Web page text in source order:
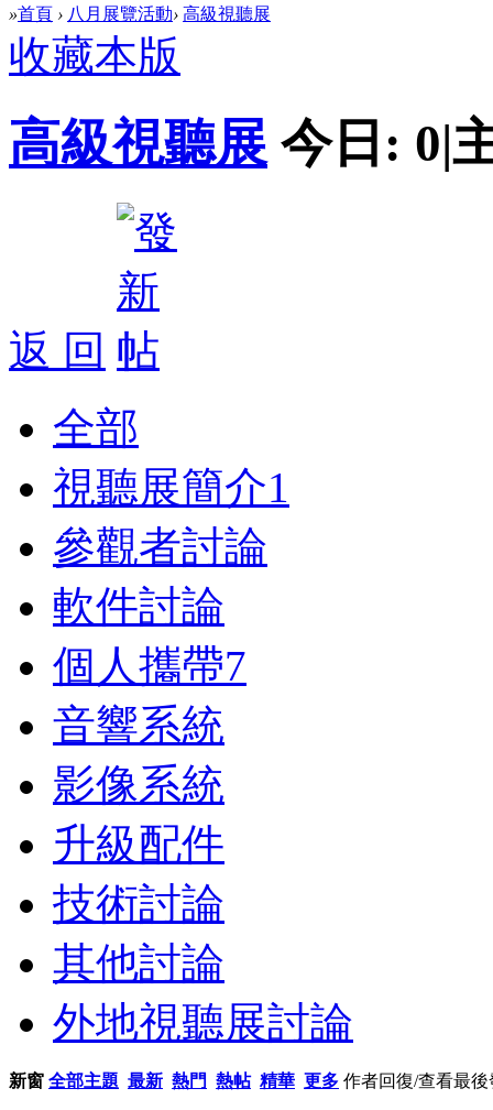
»首頁 › 八月展覽活動› 高級視聽展
收藏本版
高級視聽展 今日: 0|
返 回
全部
視聽展簡介1
參觀者討論
軟件討論
個人攜帶7
音響系統
影像系統
升級配件
技術討論
其他討論
外地視聽展討論
新窗 全部主題 最新 熱門 熱帖 精華 更多 作者回復/查看最後